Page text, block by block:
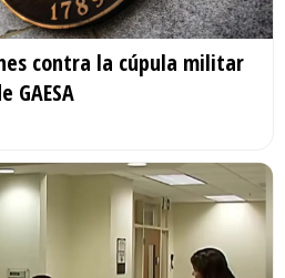
contra la cúpula militar
GAESA